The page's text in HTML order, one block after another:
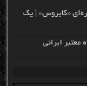
«کایروس» | یک